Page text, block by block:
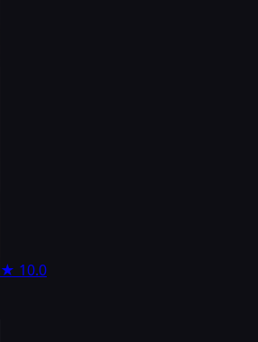
★ 10.0